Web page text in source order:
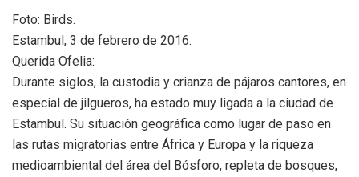
Foto: Birds.
Estambul, 3 de febrero de 2016.
Querida Ofelia:
Durante siglos, la custodia y crianza de pájaros cantores, en
especial de jilgueros, ha estado muy ligada a la ciudad de
Estambul. Su situación geográfica como lugar de paso en
las rutas migratorias entre África y Europa y la riqueza
medioambiental del área del Bósforo, repleta de bosques,